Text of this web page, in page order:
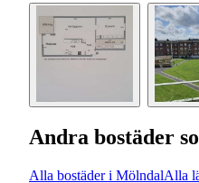
Andra bostäder
Alla bostäder i MölndalAlla